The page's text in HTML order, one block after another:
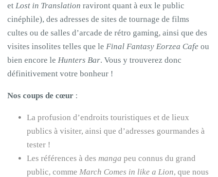
et Lost in Translation raviront quant à eux le public
cinéphile), des adresses de sites de tournage de films
cultes ou de salles d’arcade de rétro gaming, ainsi que des
visites insolites telles que le Final Fantasy Eorzea Cafe ou
bien encore le Hunters Bar. Vous y trouverez donc
définitivement votre bonheur !
Nos coups de cœur :
La profusion d’endroits touristiques et de lieux
publics à visiter, ainsi que d’adresses gourmandes à
tester !
Les références à des manga peu connus du grand
public, comme March Comes in like a Lion, que nous